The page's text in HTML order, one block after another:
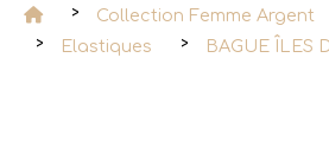
Collection Femme Argent
Elastiques
BAGUE ÎLES